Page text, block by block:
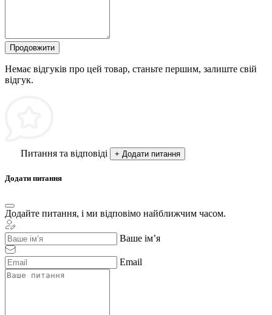
Продовжити
Немає відгуків про цей товар, станьте першим, залиште свій
відгук.
Питання та відповіді + Додати питання
Додати питання
Додайте питання, і ми відповімо найближчим часом.
Ваше ім’я
Email